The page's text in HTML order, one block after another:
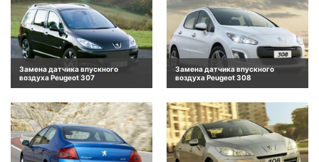
Замена датчика впускного
воздуха Peugeot 307
Замена датчика впускного
воздуха Peugeot 308